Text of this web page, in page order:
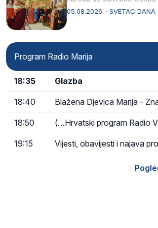
naziv, Sancta Maria…
05.08.2026. · SVETAC DANA ·
Program Radio Marija
18:35 Glazba
18:40 Blažena Djevica Marija -
18:50 (…Hrvatski program Radio
19:15 Vijesti, obavijesti i najava